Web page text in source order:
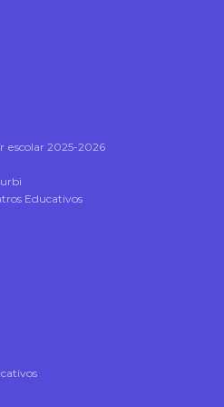
escolar 2025-2026
Educativos